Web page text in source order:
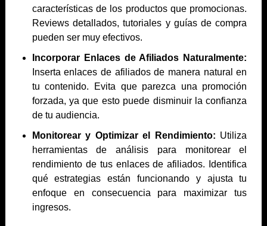
características de los productos que promocionas.
Reviews detallados, tutoriales y guías de compra
pueden ser muy efectivos.
Incorporar Enlaces de Afiliados Naturalmente:
Inserta enlaces de afiliados de manera natural en
tu contenido. Evita que parezca una promoción
forzada, ya que esto puede disminuir la confianza
de tu audiencia.
Monitorear y Optimizar el Rendimiento: Utiliza
herramientas de análisis para monitorear el
rendimiento de tus enlaces de afiliados. Identifica
qué estrategias están funcionando y ajusta tu
enfoque en consecuencia para maximizar tus
ingresos.